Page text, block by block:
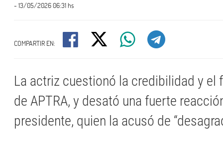
- 13/05/2026 06:31 hs
COMPARTIR EN:
La actriz cuestionó la credibilidad y el
de APTRA, y desató una fuerte
presidente, quien la acusó de